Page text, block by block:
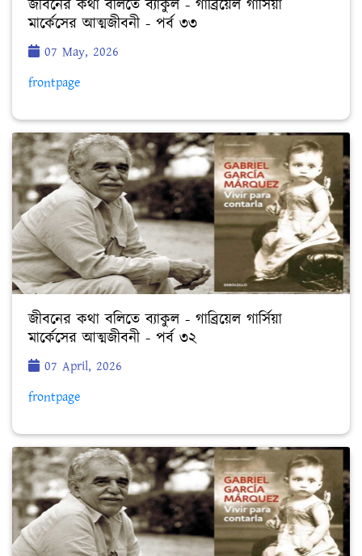
জীবনের কথা বলিতে ব্যাকুল - গাব্রিয়েল গার্সিয়া
মার্কেসের আত্মজীবনী - পর্ব ৩৩
07 May, 2026
frontpage
জীবনের কথা বলিতে ব্যাকুল - গাব্রিয়েল গার্সিয়া
মার্কেসের আত্মজীবনী - পর্ব ৩২
07 April, 2026
frontpage